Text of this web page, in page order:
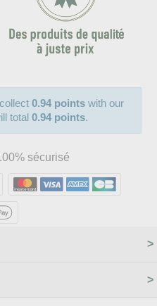
0.94 points with our
total0.94 points.
sécurisé